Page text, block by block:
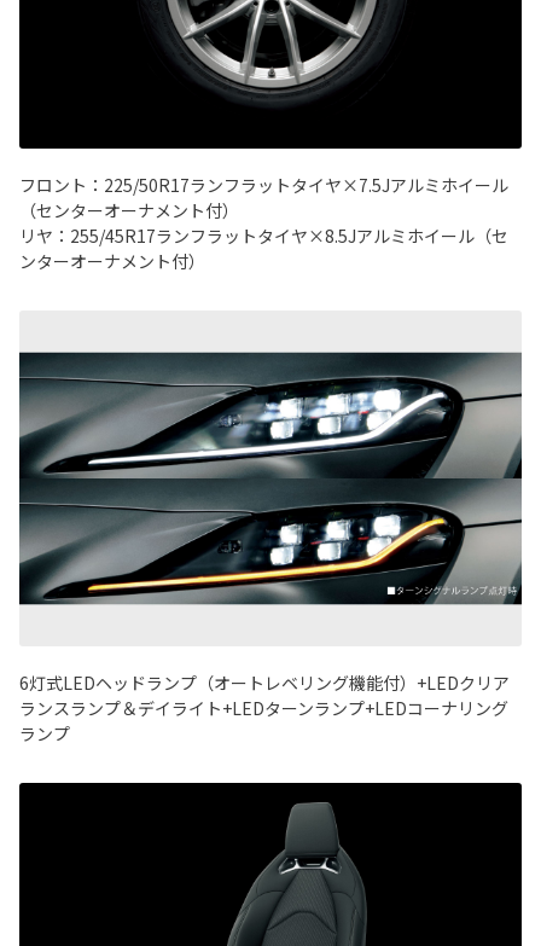
フロント：225/50R17ランフラットタイヤ×7.5Jアルミホイール
（センターオーナメント付）
リヤ：255/45R17ランフラットタイヤ×8.5Jアルミホイール（セ
ンターオーナメント付）
6灯式LEDヘッドランプ（オートレベリング機能付）+LEDクリア
ランスランプ＆デイライト+LEDターンランプ+LEDコーナリング
ランプ